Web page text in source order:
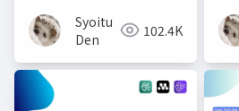
Syoitu
Den
102.4K